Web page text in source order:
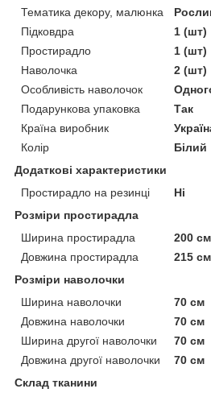
Тематика декору, малюнка
Підковдра
1 (шт)
Простирадло
1 (шт)
Наволочка
2 (шт)
Особливість наволочок
Подарункова упаковка
Так
Країна виробник
Колір
Білий
Додаткові характеристики
Простирадло на резинці
Ні
Розміри простирадла
Ширина простирадла
200 см
Довжина простирадла
215 см
Розміри наволочки
Ширина наволочки
70 см
Довжина наволочки
70 см
Ширина другої наволочки
70 см
Довжина другої наволочки
70 см
Склад тканини